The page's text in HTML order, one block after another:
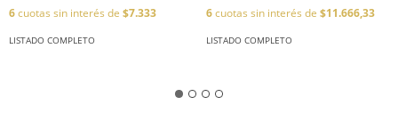
6cuotas sin interés de $7.333
LISTADO COMPLETO
6cuotas sin interés de $11.666,33
LISTADO COMPLETO